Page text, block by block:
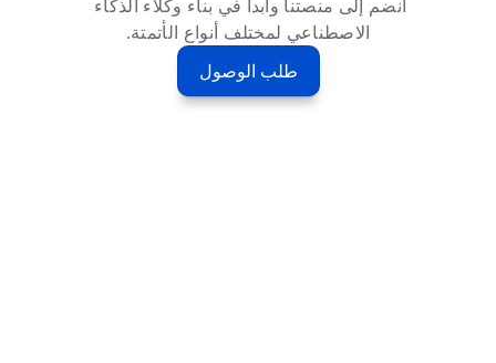
الاصطناعي لمختلف أنواع الأتمتة.
طلب الوصول